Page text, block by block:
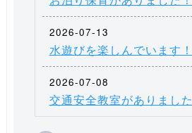
2026-07-13
水遊びを楽しんでいます！
2026-07-08
交通安全教室がありました